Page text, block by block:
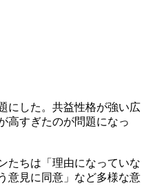
にした。共益性格が強い広
高すぎたのが問題になっ
たちは「理由になっていな
意見に同意」など多様な意